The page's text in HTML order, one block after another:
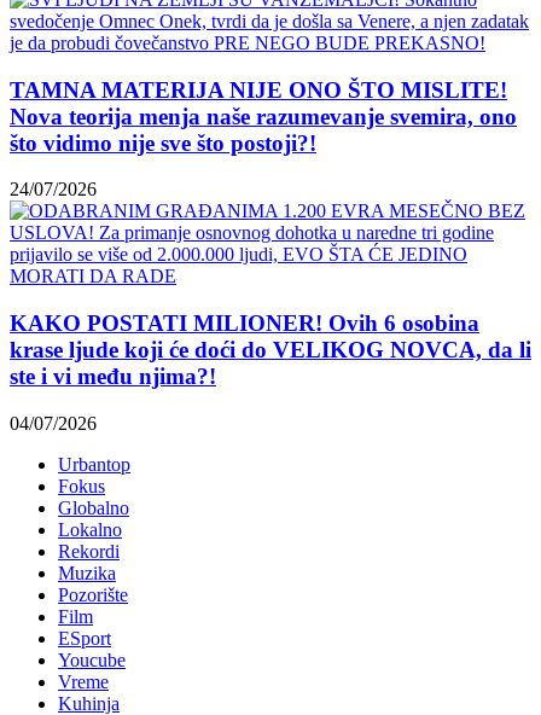
TAMNA MATERIJA NIJE ONO ŠTO MISLITE!
Nova teorija menja naše razumevanje svemira, ono
što vidimo nije sve što postoji?!
24/07/2026
KAKO POSTATI MILIONER! Ovih 6 osobina
krase ljude koji će doći do VELIKOG NOVCA, da li
ste i vi među njima?!
04/07/2026
Urbantop
Fokus
Globalno
Lokalno
Rekordi
Muzika
Pozorište
Film
ESport
Youcube
Vreme
Kuhinja